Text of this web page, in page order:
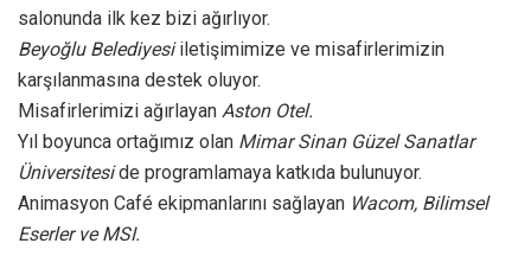
salonunda ilk kez bizi ağırlıyor.
Beyoğlu Belediyesiiletişimimize ve misafirlerimizin
karşılanmasına destek oluyor.
Misafirlerimizi ağırlayan Aston Otel.
Yıl boyunca ortağımız olan Mimar Sinan Güzel Sanatlar
Üniversiteside programlamaya katkıda bulunuyor.
Animasyon Café ekipmanlarını sağlayan Wacom, Bilimsel
Eserler ve MSI.